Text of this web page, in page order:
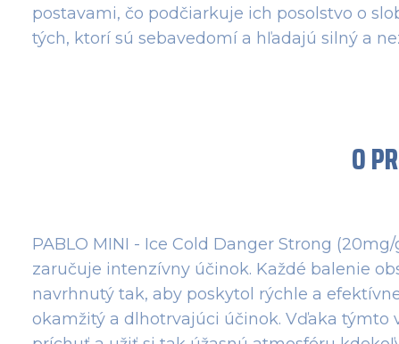
postavami, čo podčiarkuje ich posolstvo o
tých, ktorí sú sebavedomí a hľadajú silný a
O
PABLO MINI - Ice Cold Danger Strong
zaručuje intenzívny účinok. Každé balenie
navrhnutý tak, aby poskytol rýchle a
okamžitý a dlhotrvajúci účinok. Vďaka